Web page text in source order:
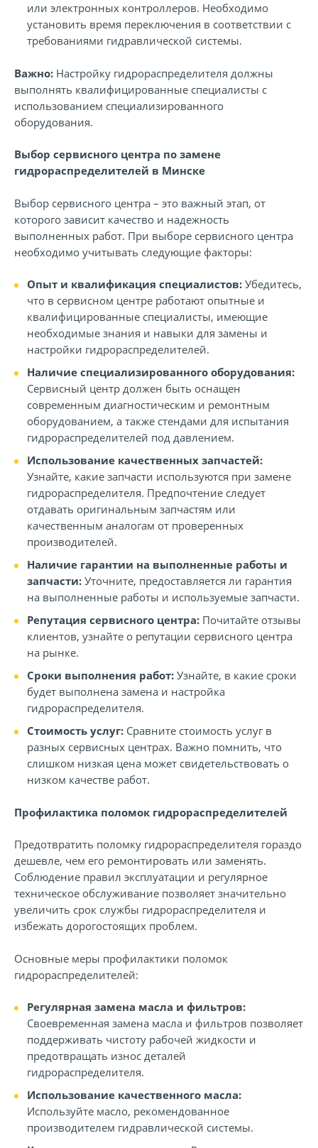
или электронных контроллеров. Необходимо
установить время переключения в соответствии с
требованиями гидравлической системы.
Важно: Настройку гидрораспределителя должны
выполнять квалифицированные специалисты с
использованием специализированного
оборудования.
Выбор сервисного центра по замене
гидрораспределителей в Минске
Выбор сервисного центра – это важный этап, от
которого зависит качество и надежность
выполненных работ. При выборе сервисного центра
необходимо учитывать следующие факторы:
Опыт и квалификация специалистов: Убедитесь,
что в сервисном центре работают опытные и
квалифицированные специалисты, имеющие
необходимые знания и навыки для замены и
настройки гидрораспределителей.
Наличие специализированного оборудования:
Сервисный центр должен быть оснащен
современным диагностическим и ремонтным
оборудованием, а также стендами для испытания
гидрораспределителей под давлением.
Использование качественных запчастей:
Узнайте, какие запчасти используются при замене
гидрораспределителя. Предпочтение следует
отдавать оригинальным запчастям или
качественным аналогам от проверенных
производителей.
Наличие гарантии на выполненные работы и
запчасти: Уточните, предоставляется ли гарантия
на выполненные работы и используемые запчасти.
Репутация сервисного центра: Почитайте отзывы
клиентов, узнайте о репутации сервисного центра
на рынке.
Сроки выполнения работ: Узнайте, в какие сроки
будет выполнена замена и настройка
гидрораспределителя.
Стоимость услуг: Сравните стоимость услуг в
разных сервисных центрах. Важно помнить, что
слишком низкая цена может свидетельствовать о
низком качестве работ.
Профилактика поломок гидрораспределителей
Предотвратить поломку гидрораспределителя гораздо
дешевле, чем его ремонтировать или заменять.
Соблюдение правил эксплуатации и регулярное
техническое обслуживание позволяет значительно
увеличить срок службы гидрораспределителя и
избежать дорогостоящих проблем.
Основные меры профилактики поломок
гидрораспределителей:
Регулярная замена масла и фильтров:
Своевременная замена масла и фильтров позволяет
поддерживать чистоту рабочей жидкости и
предотвращать износ деталей
гидрораспределителя.
Использование качественного масла:
Используйте масло, рекомендованное
производителем гидравлической системы.